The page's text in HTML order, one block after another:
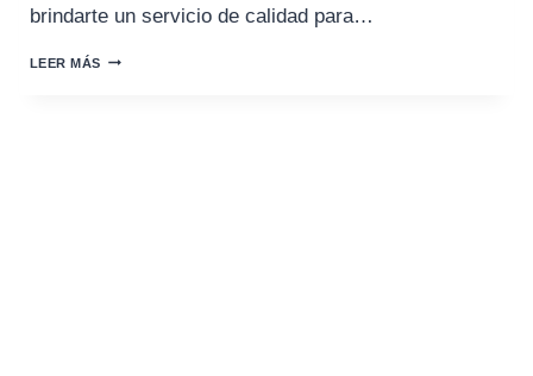
brindarte un servicio de calidad para…
LEER MÁSNUEVO